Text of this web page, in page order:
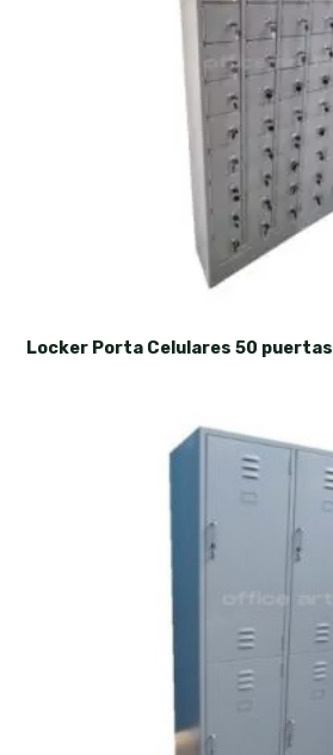
Locker Porta Celulares 50 puertas